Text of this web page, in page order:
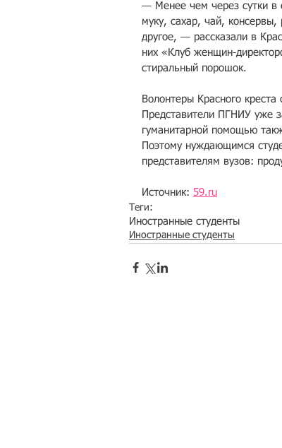
— Менее чем через сутки в
муку, сахар, чай,
другое, — рассказали в
них «Клуб женщин-
стиральный порошок.
Волонтеры Красного
Представители ПГНИУ уже
гуманитарной помощью
Поэтому нуждающимся
представителям вузов:
Источник: 59.ru
Теги:
Иностранные студенты
Иностранные студенты